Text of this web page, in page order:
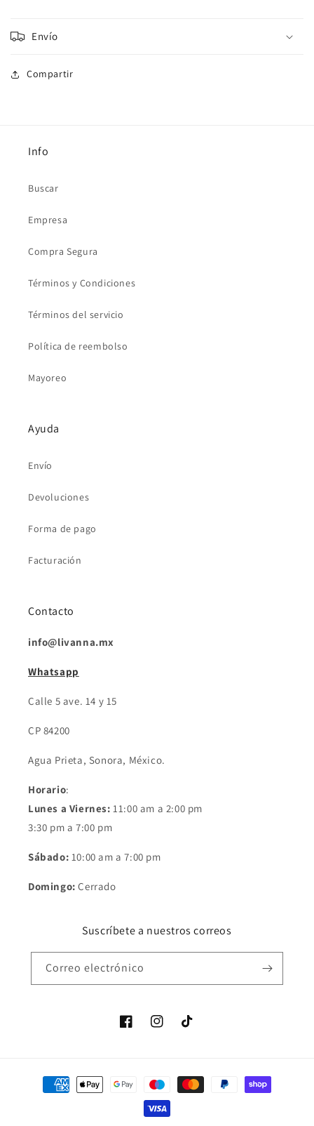
Envío
Compartir
Info
Buscar
Empresa
Compra Segura
Términos y Condiciones
Términos del servicio
Política de reembolso
Mayoreo
Ayuda
Envío
Devoluciones
Forma de pago
Facturación
Contacto
info@livanna.mx
Whatsapp
Calle 5 ave. 14 y 15
CP 84200
Agua Prieta, Sonora, México.
Horario:
Lunes a Viernes: 11:00 am a 2:00 pm
3:30 pm a 7:00 pm
Sábado: 10:00 am a 7:00 pm
Domingo: Cerrado
Suscríbete a nuestros correos
Correo electrónico
FacebookInstagramTikTok
Formas